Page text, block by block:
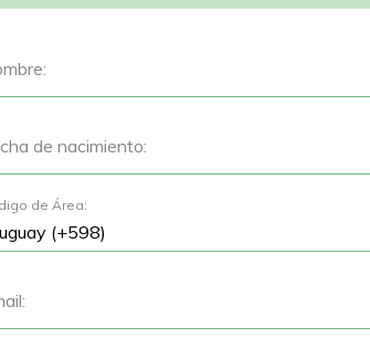
de nacimiento:
de Área: